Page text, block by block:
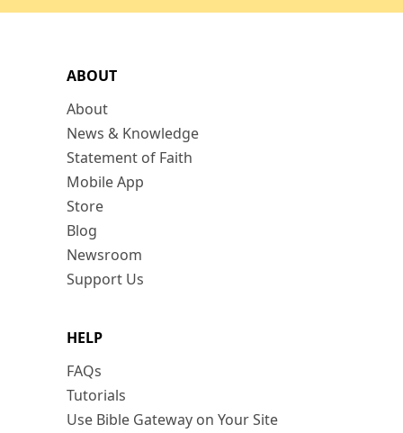
ABOUT
About
News & Knowledge
Statement of Faith
Mobile App
Store
Blog
Newsroom
Support Us
HELP
FAQs
Tutorials
Use Bible Gateway on Your Site